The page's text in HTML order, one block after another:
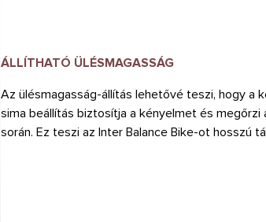
ÁLLÍTHATÓ ÜLÉSMAGASSÁG
Az ülésmagasság-állítás lehetővé teszi, hogy a
sima beállítás biztosítja a kényelmet és
során. Ez teszi az Inter Balance Bike-ot hosszú